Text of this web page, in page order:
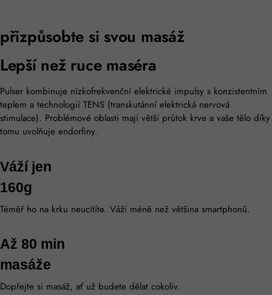
přizpůsobte si svou masáž
Lepší než ruce maséra
Pulser kombinuje nízkofrekvenční elektrické impulsy s konzistentním
teplem a technologií TENS (transkutánní elektrická nervová
stimulace). Problémové oblasti mají větší průtok krve a vaše tělo díky
tomu uvolňuje endorfiny.
Váží jen
160g
Téměř ho na krku neucítíte. Váží méně než většina smartphonů.
Až 80 min
masáže
Dopřejte si masáž, ať už budete dělat cokoliv.